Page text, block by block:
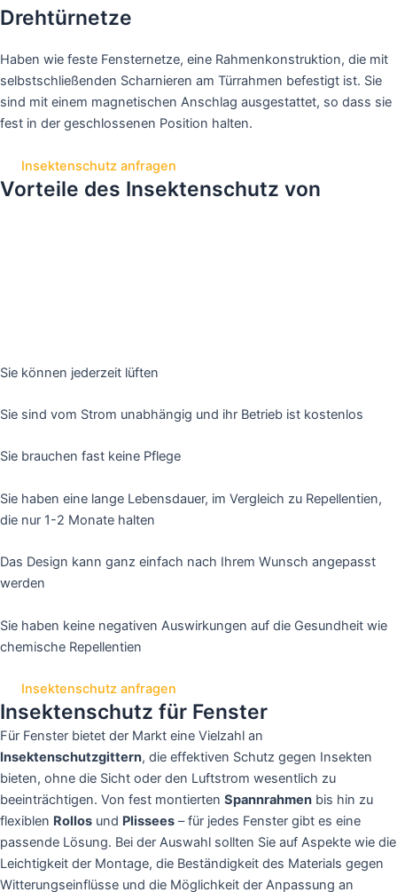
Drehtürnetze
Haben wie feste Fensternetze, eine Rahmenkonstruktion, die mit
selbstschließenden Scharnieren am Türrahmen befestigt ist. Sie
sind mit einem magnetischen Anschlag ausgestattet, so dass sie
fest in der geschlossenen Position halten.
Insektenschutz anfragen
Vorteile des Insektenschutz von
Sie können jederzeit lüften
Sie sind vom Strom unabhängig und ihr Betrieb ist kostenlos
Sie brauchen fast keine Pflege
Sie haben eine lange Lebensdauer, im Vergleich zu Repellentien,
die nur 1-2 Monate halten
Das Design kann ganz einfach nach Ihrem Wunsch angepasst
werden
Sie haben keine negativen Auswirkungen auf die Gesundheit wie
chemische Repellentien
Insektenschutz anfragen
Insektenschutz für Fenster
Für Fenster bietet der Markt eine Vielzahl an
Insektenschutzgittern, die effektiven Schutz gegen Insekten
bieten, ohne die Sicht oder den Luftstrom wesentlich zu
beeinträchtigen. Von fest montierten Spannrahmen bis hin zu
flexiblen Rollos und Plissees – für jedes Fenster gibt es eine
passende Lösung. Bei der Auswahl sollten Sie auf Aspekte wie die
Leichtigkeit der Montage, die Beständigkeit des Materials gegen
Witterungseinflüsse und die Möglichkeit der Anpassung an